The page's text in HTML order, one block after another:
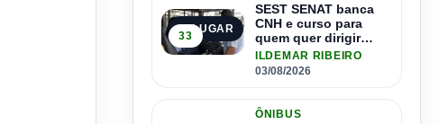
1º LUGAR
33
SEST SENAT banca
CNH e curso para
quem quer dirigir
ônibus
ILDEMAR RIBEIRO
03/08/2026
ÔNIBUS